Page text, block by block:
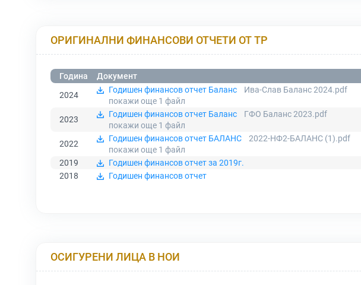
ОРИГИНАЛНИ ФИНАНСОВИ ОТЧЕТИ ОТ ТР
Година
Документ
2024
Годишен финансов отчет Баланс
Ива-Слав Баланс 2024.pdf
покажи още 1 файл
2023
Годишен финансов отчет Баланс
ГФО Баланс 2023.pdf
покажи още 1 файл
2022
Годишен финансов отчет БАЛАНС
2022-НФ2-БАЛАНС (1).pdf
покажи още 1 файл
2019
Годишен финансов отчет за 2019г.
2018
Годишен финансов отчет
ОСИГУРЕНИ ЛИЦА В НОИ